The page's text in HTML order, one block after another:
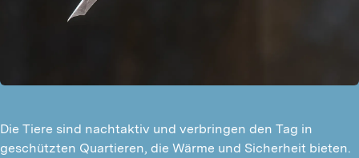
Die Tiere sind nachtaktiv und verbringen den Tag in
geschützten Quartieren, die Wärme und Sicherheit bieten.